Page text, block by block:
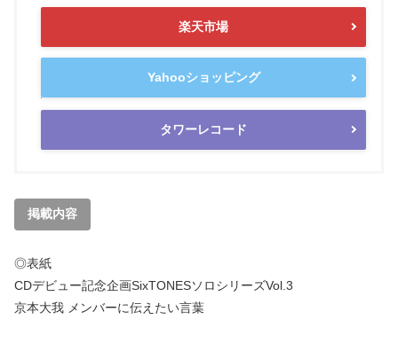
楽天市場
Yahooショッピング
タワーレコード
掲載内容
◎表紙
CDデビュー記念企画SixTONESソロシリーズVol.3
京本大我 メンバーに伝えたい言葉